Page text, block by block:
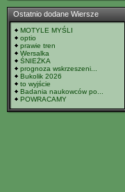
Ostatnio dodane Wiersze
MOTYLE MYŚLI
optio
prawie tren
Wersalka
ŚNIEŻKA
prognoza wskrzeszeni...
Bukolik 2026
to wyjście
Badania naukowców po...
POWRACAMY